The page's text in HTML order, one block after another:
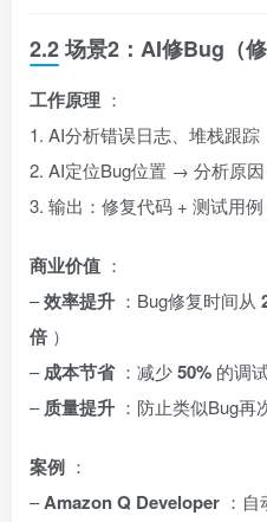
2.2 场景2：AI修Bug（修
工作原理 ：
1. AI分析错误日志、堆栈跟踪
2. AI定位Bug位置 → 分析原
3. 输出：修复代码 + 测试用
商业价值 ：
–效率提升 ：Bug修复时间从
倍 ）
–成本节省 ：减少50% 的调
–质量提升 ：防止类似Bug再
案例 ：
–Amazon Q Developer ：